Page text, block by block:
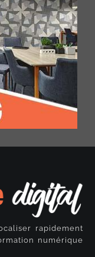
rapidement
numérique